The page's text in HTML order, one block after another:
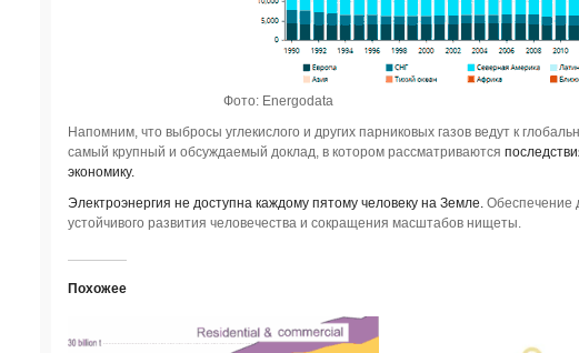
Фото: Energodata
Напомним, что выбросы углекислого и других парниковых газов ведут к
самый крупный и обсуждаемый доклад, в котором рассматриваются
экономику.
Электроэнергия не доступна каждому пятому человеку на Земле.Обеспечение
устойчивого развития человечества и сокращения масштабов нищеты.
Похожее